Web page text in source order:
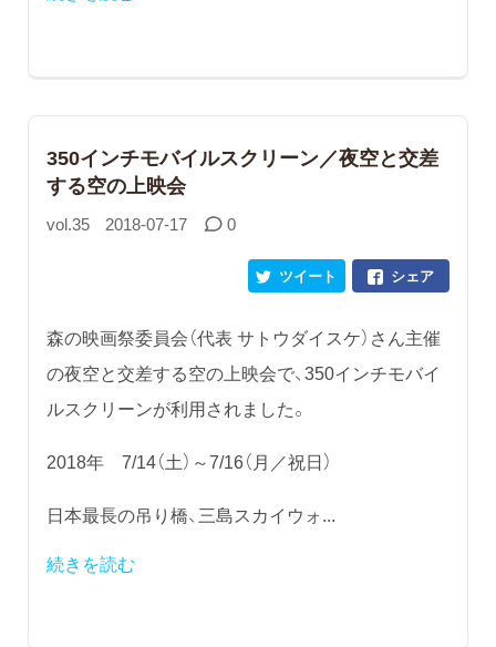
350インチモバイルスクリーン／夜空と交差
する空の上映会
vol.35 2018-07-17 0
シェア
ツイート
森の映画祭委員会（代表 サトウダイスケ）さん主催
の夜空と交差する空の上映会で、350インチモバイ
ルスクリーンが利用されました。
2018年 7/14（土）～7/16（月／祝日）
日本最長の吊り橋、三島スカイウォ...
続きを読む